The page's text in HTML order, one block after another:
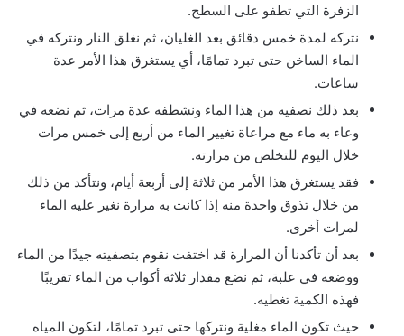
الزفرة التي تطفو على السطح.
نتركه لمدة خمس دقائق بعد الغليان، ثم نغلق النار ونتركه في
الماء الساخن حتى تبرد تمامًا، أي يستغرق هذا الأمر عدة
ساعات.
بعد ذلك نصفيه من هذا الماء ونشطفه عدة مرات، ثم نضعه في
وعاء به ماء مع مراعاة تغيير الماء من أربع إلى خمس مرات
خلال اليوم للتخلص من مرارته.
فقد يستغرق هذا الأمر من ثلاثة إلى أربعة أيام، ونتأكد من ذلك
من خلال تذوق واحدة منه إذا كانت به مرارة نغير عليه الماء
لمرات أخرى.
بعد أن تأكدنا أن المرارة قد اختفت نقوم بتصفيته جيدًا من الماء
ووضعه في علبة، ثم نضع مقدار ثلاثة أكواب من الماء تقريبًا
فهذه الكمية تغطيه.
حيث تكون الماء مغلية ونتركها حتى تبرد تمامًا، لتكون المياه